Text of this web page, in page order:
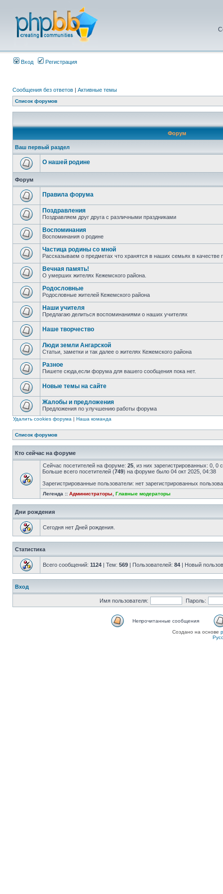
Вход Регистрация
Сообщения без ответов | Активные темы
Список форумов
Форум
Ваш первый раздел
О нашей родине
Форум
Правила форума
Поздравления
Поздравляем друг друга с различными праздниками
Воспоминания
Воспоминания о родине
Частица родины со мной
Рассказываем о предметах что хранятся в наших семьях в
Вечная память!
О умерших жителях Кежемского района.
Родословные
Родословные жителей Кежемского района
Наши учителя
Предлагаю делиться воспоминаниями о наших учителях
Наше творчество
Люди земли Ангарской
Статьи, заметки и так далее о жителях Кежемского района
Разное
Пишете сюда,если форума для вашего сообщения пока нет.
Новые темы на сайте
Жалобы и предложения
Предложения по улучшению работы форума
Удалить cookies форума | Наша команда
Список форумов
Кто сейчас на форуме
Сейчас посетителей на форуме: 25 , из них зарегистрированных: 0,
Больше всего посетителей (749) на форуме было 04 окт 2025, 04:38
Зарегистрированные пользователи: нет зарегистрированных
Легенда :: Администраторы Главные модераторы
Дни рождения
Сегодня нет Дней рождения.
Статистика
Всего сообщений: 1124 | Тем: 569 | Пользователей: 84 | Новый
Вход
Имя пользователя: Пароль:
Непрочитанные сообщения
Создано на основе